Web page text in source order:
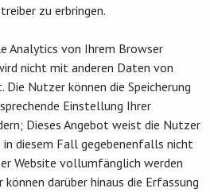
zu erbringen.
Analytics von Ihrem Browser
nicht mit anderen Daten von
Nutzer können die Speicherung
Einstellung Ihrer
Dieses Angebot weist die Nutzer
in diesem Fall gegebenenfalls nicht
Website vollumfänglich werden
darüber hinaus die Erfassung